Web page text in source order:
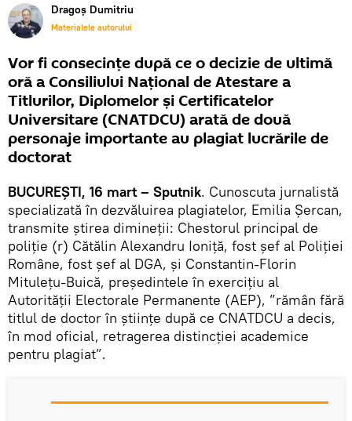
Dragoș Dumitriu
Materialele autorului
Vor fi consecințe după ce o decizie de ultimă
oră a Consiliului Național de Atestare a
Titlurilor, Diplomelor și Certificatelor
Universitare (CNATDCU) arată de două
personaje importante au plagiat lucrările de
doctorat
BUCUREȘTI, 16 mart – Sputnik. Cunoscuta jurnalistă
specializată în dezvăluirea plagiatelor, Emilia Șercan,
transmite știrea dimineții: Chestorul principal de
poliție (r) Cătălin Alexandru Ioniță, fost șef al Poliției
Române, fost șef al DGA, și Constantin-Florin
Mitulețu-Buică, președintele în exercițiu al
Autorității Electorale Permanente (AEP), ”rămân fără
titlul de doctor în științe după ce CNATDCU a decis,
în mod oficial, retragerea distincției academice
pentru plagiat”.